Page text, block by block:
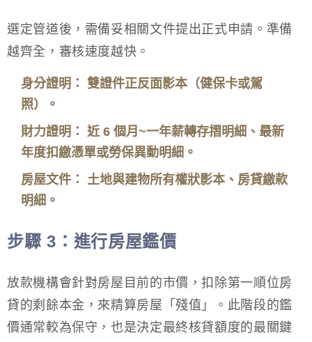
選定管道後，需備妥相關文件提出正式申請。準備
越齊全，審核速度越快。
身分證明： 雙證件正反面影本（健保卡或駕
照）。
財力證明： 近 6 個月~一年薪轉存摺明細、最新
年度扣繳憑單或勞保異動明細。
房屋文件： 土地與建物所有權狀影本、房貸繳款
明細。
步驟 3：進行房屋鑑價
放款機構會針對房屋目前的市價，扣除第一順位房
貸的剩餘本金，來精算房屋「殘值」。此階段的鑑
價通常較為保守，也是決定最終核貸額度的最關鍵